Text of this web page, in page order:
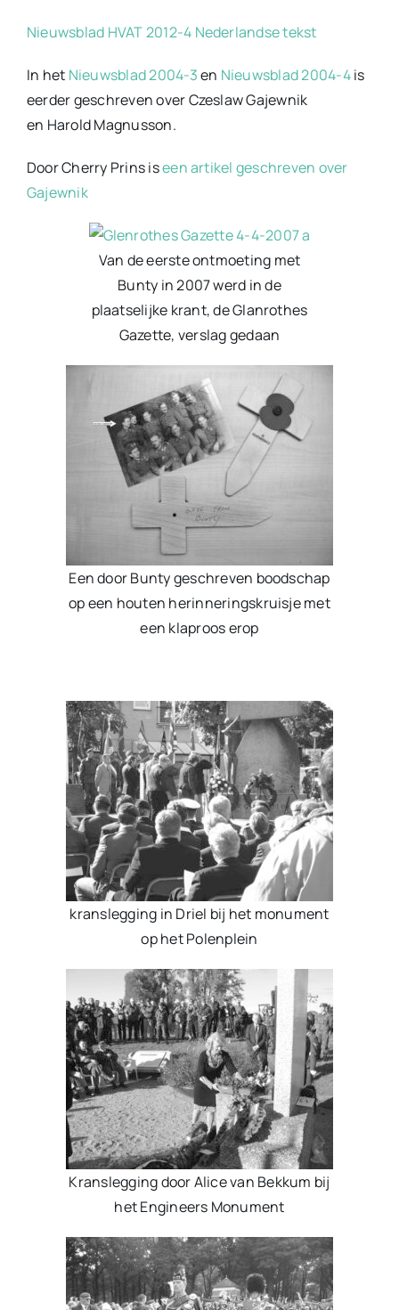
Nieuwsblad HVAT 2012-4 Nederlandse tekst
In het Nieuwsblad 2004-3en Nieuwsblad 2004-4is
eerder geschreven over Czeslaw Gajewnik
en Harold Magnusson.
Door Cherry Prins iseen artikel geschreven over
Gajewnik
Van de eerste ontmoeting met
Bunty in 2007 werd in de
plaatselijke krant, de Glanrothes
Gazette, verslag gedaan
Een door Bunty geschreven boodschap
op een houten herinneringskruisje met
een klaproos erop
kranslegging in Driel bij het monument
op het Polenplein
Kranslegging door Alice van Bekkum bij
het Engineers Monument